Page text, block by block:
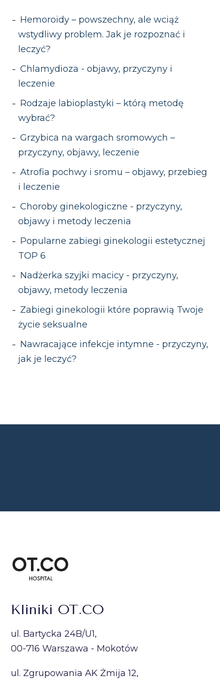
noszenie przewiewnej bielizny
bawełnianej. Łagodne preparaty
nawilżające mogą przynieść ulgę w
intymnej. Pamiętaj, by zawsze używać
delikatnych kosmetyków do higieny
intymnej, a w razie nawrotów
skonsultować się z lekarzem.
dyskomfort, towarzyszy mu ból,
pieczenie lub upławy o
nieprzyjemnym zapachu. Szybka
jeśli objawy występują w połączeniu z
chłonnymi, co może wskazywać na
poważniejszą infekcję.
Hemoroidy – powszechny, ale wciąż
wstydliwy problem. Jak je rozpoznać i
leczyć?
Chlamydioza - objawy, przyczyny i
leczenie
Rodzaje labioplastyki – którą metodę
wybrać?
Grzybica na wargach sromowych –
przyczyny, objawy, leczenie
Atrofia pochwy i sromu – objawy, przebieg
i leczenie
Choroby ginekologiczne - przyczyny,
objawy i metody leczenia
Popularne zabiegi ginekologii estetycznej
TOP 6
Nadżerka szyjki macicy - przyczyny,
objawy, metody leczenia
Zabiegi ginekologii które poprawią Twoje
życie seksualne
Nawracające infekcje intymne - przyczyny,
jak je leczyć?
Kliniki OT.CO
ul. Bartycka 24B/U1,
00-716 Warszawa - Mokotów
ul. Zgrupowania AK Żmija 12,